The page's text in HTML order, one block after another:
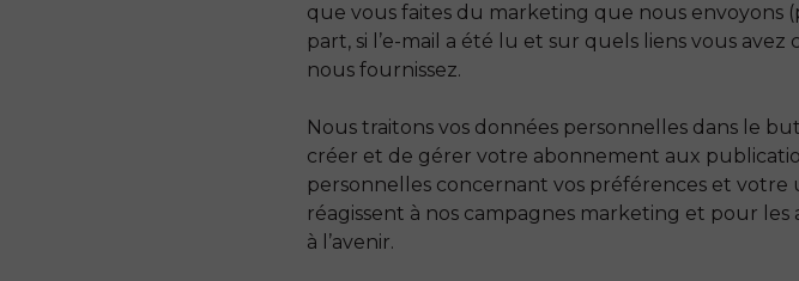
que vous faites du marketing que nous envoyons
part, si l’e-mail a été lu et sur quels liens vous
nous fournissez.
Nous traitons vos données personnelles dans le
créer et de gérer votre abonnement aux
personnelles concernant vos préférences et
réagissent à nos campagnes marketing et pour
à l’avenir.